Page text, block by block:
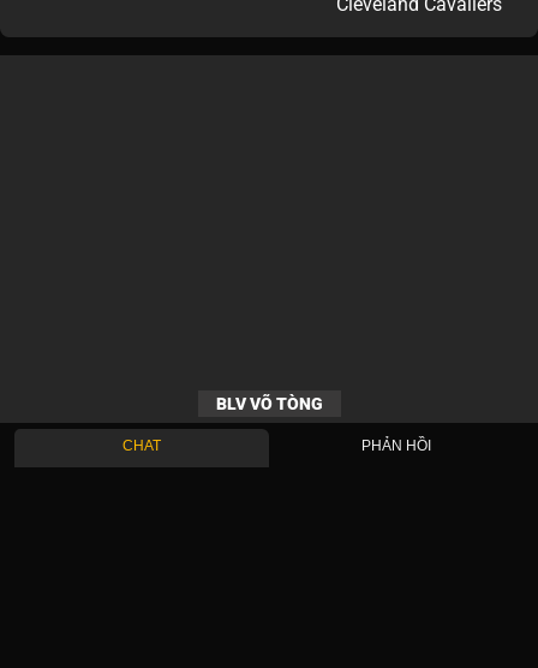
BLV VÕ TÒNG
CHAT PHẢN HỒI